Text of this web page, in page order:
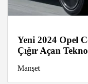
Yeni 2024 Opel
Çığır Açan
Manşet